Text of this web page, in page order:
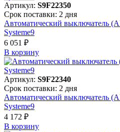
Артикул: S9F22350
Срок поставки: 2 дня
Автоматический выключатель
Systeme9
6 051 ₽
В корзинy
Артикул: S9F22340
Срок поставки: 2 дня
Автоматический выключатель
Systeme9
4 172 ₽
В корзинy